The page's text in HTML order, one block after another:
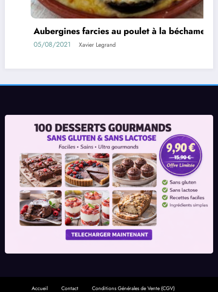
Aubergines farcies au poulet à la béchamel
05/08/2021 Xavier Legrand
Accueil Contact Conditions Générales de Vente (CGV)